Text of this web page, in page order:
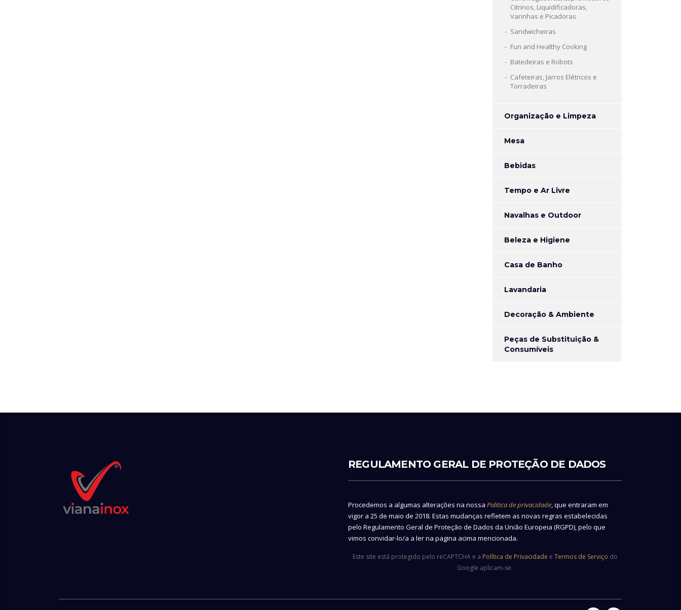
Citrinos, Liquidificadoras,
Varinhas e Picadoras
Sandwicheiras
Fun and Healthy Cooking
Batedeiras e Robots
Cafeteiras, Jarros Elétricos e
Torradeiras
Organização e Limpeza
Mesa
Bebidas
Tempo e Ar Livre
Navalhas e Outdoor
Beleza e Higiene
Casa de Banho
Lavandaria
Decoração & Ambiente
Peças de Substituição &
Consumíveis
REGULAMENTO GERAL DE PROTEÇÃO DE DADOS
Procedemos a algumas alterações na nossa Politica de privacidade, que entraram em
vigor a 25 de maio de 2018. Estas mudanças refletem as novas regras estabelecidas
pelo Regulamento Geral de Proteção de Dados da União Europeia (RGPD), pelo que
vimos convidar-lo/a a ler na pagina acima mencionada.
Este site está protegido pelo reCAPTCHA e a Política de Privacidade e Termos de Serviço do
Google aplicam-se.